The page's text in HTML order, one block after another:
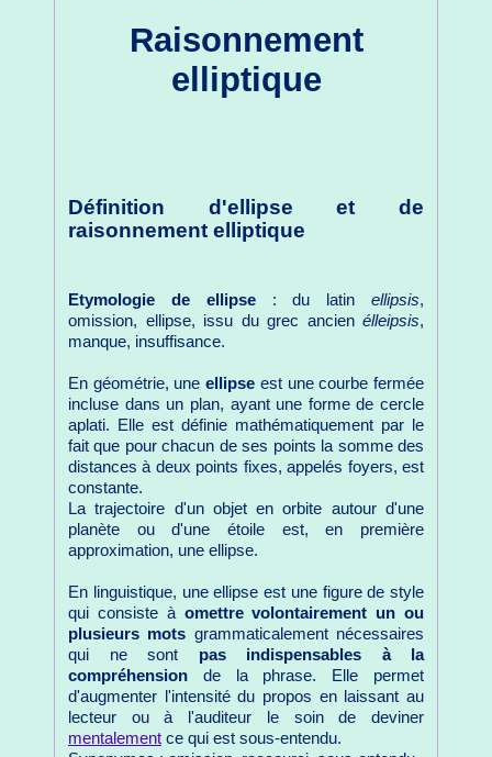
Raisonnement
elliptique
Définition d'ellipse et de
raisonnement elliptique
Etymologie de ellipse: du latinellipsis,
omission, ellipse, issu du grec ancien élleipsis,
manque, insuffisance.
En géométrie, uneellipse est une courbe fermée
incluse dans un plan, ayant une forme de cercle
aplati. Elle est définie mathématiquement par le
fait que pour chacun de ses points la somme des
distances à deux points fixes, appelés foyers, est
constante.
La trajectoire d'un objet en orbite autour d'une
planète ou d'une étoile est, en première
approximation, une ellipse.
En linguistique, une ellipse est une figure de style
qui consiste à omettre volontairement un ou
plusieurs mots grammaticalement nécessaires
qui ne sont pas indispensables à la
compréhension de la phrase. Elle permet
d'augmenter l'intensité du propos en laissant au
lecteur ou à l'auditeur le soin de deviner
mentalement ce qui est sous-entendu.